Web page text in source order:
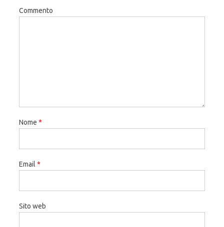
Commento
Nome *
Email *
Sito web